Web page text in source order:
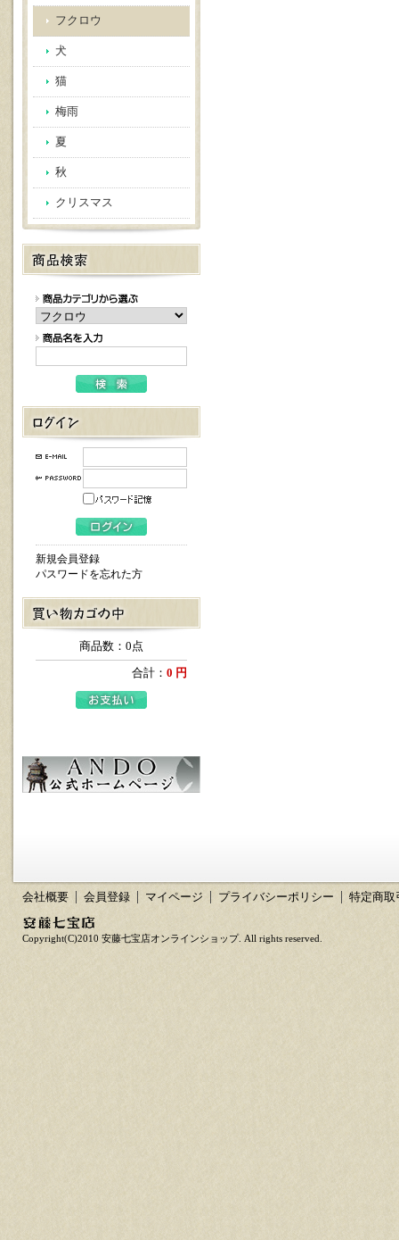
フクロウ
犬
猫
梅雨
夏
秋
クリスマス
新規会員登録
パスワードを忘れた方
商品数：0点
合計： 0 円
会社概要 会員登録 マイページ プライバシーポリシー 特定商取
Copyright(C)2010 安藤七宝店オンラインショップ. All rights reserved.